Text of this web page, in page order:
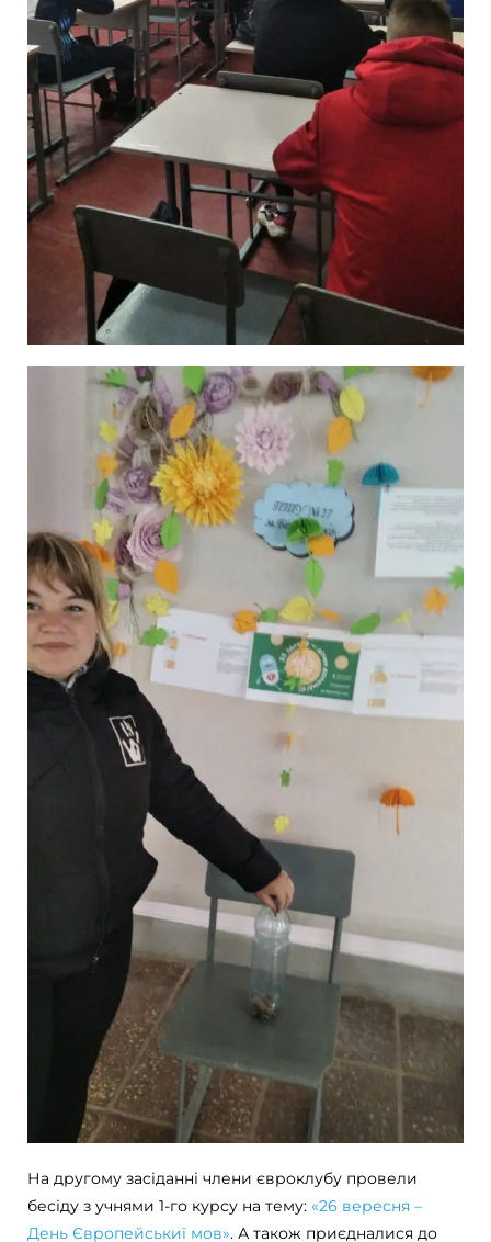
На другому засіданні члени євроклубу провели
бесіду з учнями 1-го курсу на тему: «26 вересня –
День Європейськиї мов». А також приєдналися до